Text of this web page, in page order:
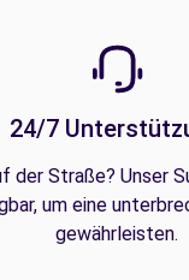
24/7
der Straße? Unser
um eine
gewährleisten.